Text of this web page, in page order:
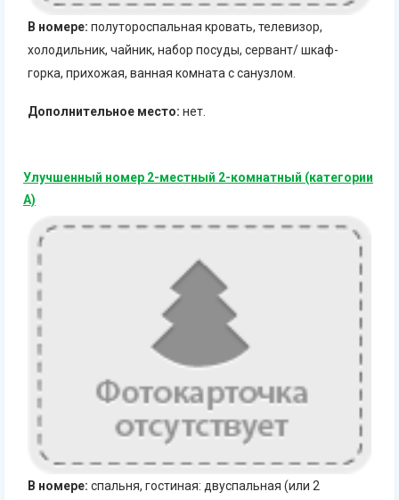
В номере: полутороспальная кровать, телевизор,
холодильник, чайник, набор посуды, сервант/ шкаф-
горка, прихожая, ванная комната с санузлом.
Дополнительное место: нет.
Улучшенный номер 2-местный 2-комнатный (категории
А)
В номере: спальня, гостиная: двуспальная (или 2